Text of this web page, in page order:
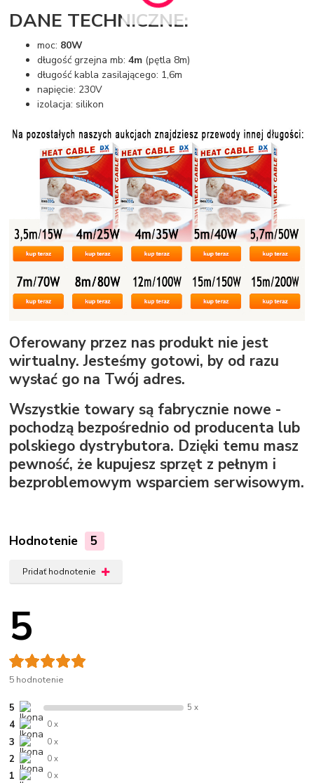
DANE TECHNICZNE:
moc: 80W
długość grzejna mb: 4m (pętla 8m)
długość kabla zasilającego: 1,6m
napięcie: 230V
izolacja: silikon
Oferowany przez nas produkt nie jest
wirtualny. Jesteśmy gotowi, by od razu
wysłać go na Twój adres.
Wszystkie towary są fabrycznie nowe -
pochodzą bezpośrednio od producenta lub
polskiego dystrybutora. Dzięki temu masz
pewność, że kupujesz sprzęt z pełnym i
bezproblemowym wsparciem serwisowym.
Hodnotenie 5
Pridať hodnotenie
5
5 hodnotenie
5 5 x
4 0 x
3 0 x
2 0 x
1 0 x